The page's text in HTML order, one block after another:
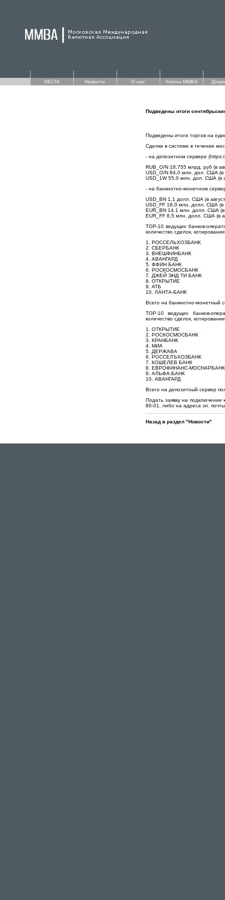
DELTA Новости О нас Члены ММВА
Подведены итоги
Подведены итоги торгов на
Сделки в системе в течение
- на депозитном сервере
RUB_O/N 18,755 млрд. руб (в
USD_O/N 84,0 млн. дол. США
USD_1W 55,0 млн. дол. США (в
- на банкнотно-монетном
USD_BN 1,1 долл. США (в
USD_FF 18,0 млн. долл. США
EUR_BN 14,1 млн. долл. США (в
EUR_FF 8,5 млн. долл. США (в
TOP-10 ведущих банков-
количество сделок,
1. РОССЕЛЬХОЗБАНК
2. СБЕРБАНК
3. ВНЕШФИНБАНК
4. АВАНГАРД
5. ФФИН БАНК
6. РОСКОСМОСБАНК
7. ДЖЕЙ ЭНД ТИ БАНК
8. ОТКРЫТИЕ
9. АТБ
10. ЛАНТА-БАНК
Всего на банкнотно-монетный
TOP-10 ведущих банков-
количество сделок,
1. ОТКРЫТИЕ
2. РОСКОСМОСБАНК
3. КРАНБАНК
4. МИА
5. ДЕРЖАВА
6. РОССЕЛЪХОЗБАНК
7. КОШЕЛЕВ БАНК
8. ЕВРОФИНАНС-МОСНАРБАНК
9. АЛЬФА-БАНК
10. АВАНГАРД
Всего на депозитный сервер
Подать заявку на
80-01, либо на адреса эл.
Назад в раздел "Новости"